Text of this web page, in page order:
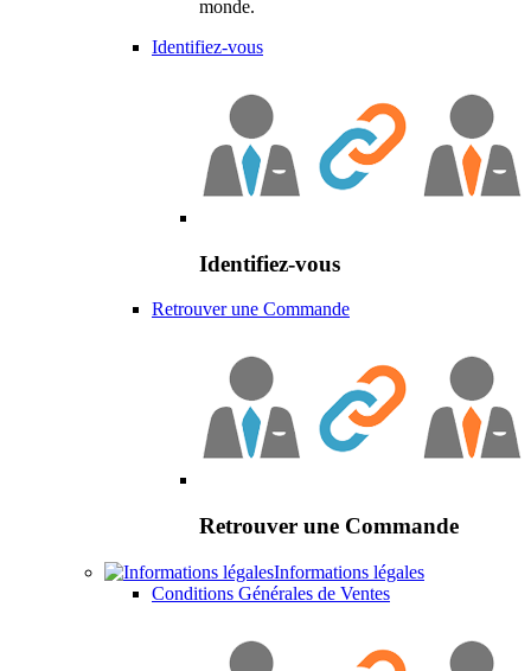
monde.
Identifiez-vous
Identifiez-vous
Retrouver une Commande
Retrouver une Commande
Informations légales
Conditions Générales de Ventes